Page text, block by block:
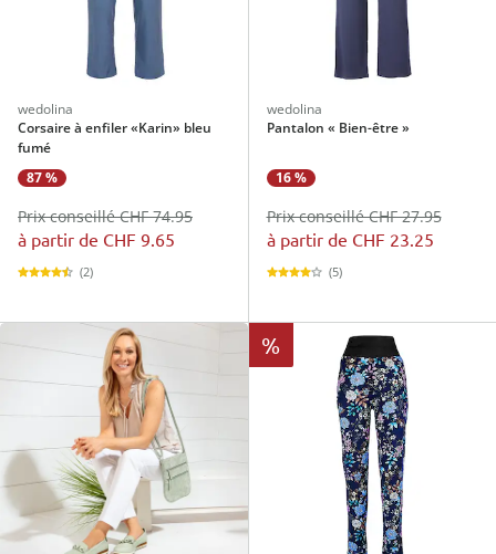
wedolina
Corsaire à enfiler «Karin» bleu
fumé
87 %
à partir de CHF 9.65
Prix conseillé CHF 74.95
(2)
wedolina
Pantalon « Bien-être »
16 %
à partir de CHF 23.25
Prix conseillé CHF 27.95
(5)
%